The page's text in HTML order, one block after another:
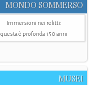
MONDO SOMMERSO
Immersioni nei relitti:
questa è profonda 150 anni
MUSEI